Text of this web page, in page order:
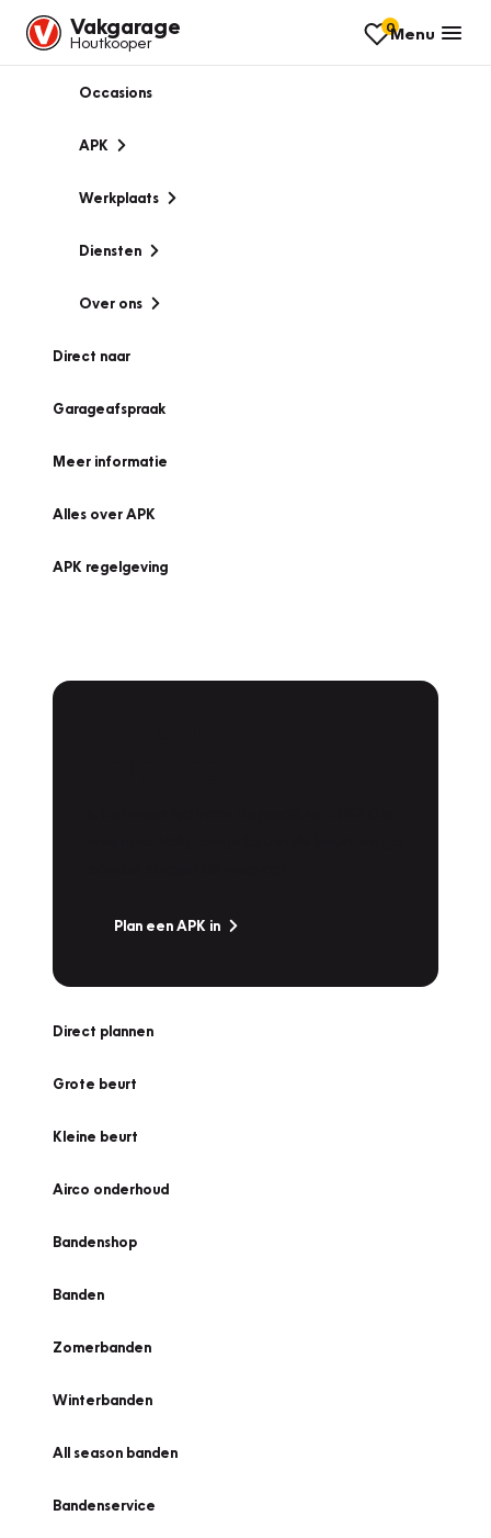
Vakgarage
Houtkooper
0Menu
Occasions
APK
Werkplaats
Diensten
Over ons
Direct naar
Garageafspraak
Meer informatie
Alles over APK
APK regelgeving
Plan een APK in
Direct plannen
Grote beurt
Kleine beurt
Airco onderhoud
Bandenshop
Banden
Zomerbanden
Winterbanden
All season banden
Bandenservice